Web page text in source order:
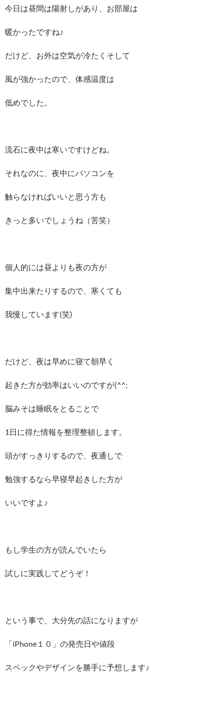
今日は昼間は陽射しがあり、お部屋は
暖かったですね♪
だけど、お外は空気が冷たくそして
風が強かったので、体感温度は
低めでした。
流石に夜中は寒いですけどね。
それなのに、夜中にパソコンを
触らなければいいと思う方も
きっと多いでしょうね（苦笑）
個人的には昼よりも夜の方が
集中出来たりするので、寒くても
我慢しています(笑)
だけど、夜は早めに寝て朝早く
起きた方が効率はいいのですが(^^;
脳みそは睡眠をとることで
1日に得た情報を整理整頓します。
頭がすっきりするので、夜通しで
勉強するなら早寝早起きした方が
いいですよ♪
もし学生の方が読んでいたら
試しに実践してどうぞ！
という事で、大分先の話になりますが
「iPhone１０」の発売日や値段
スペックやデザインを勝手に予想します♪